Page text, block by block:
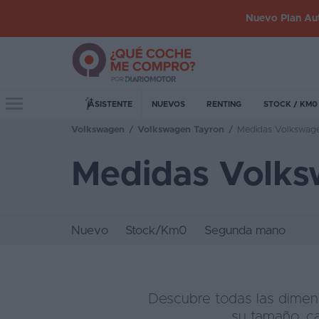
Nuevo Plan
ASISTENTE NUEVOS RENTING STOCK / KM0
Volkswagen / Volkswagen Tayron / Medidas
Medidas
Nuevo Stock/Km0 Segunda mano
Descubre todas las